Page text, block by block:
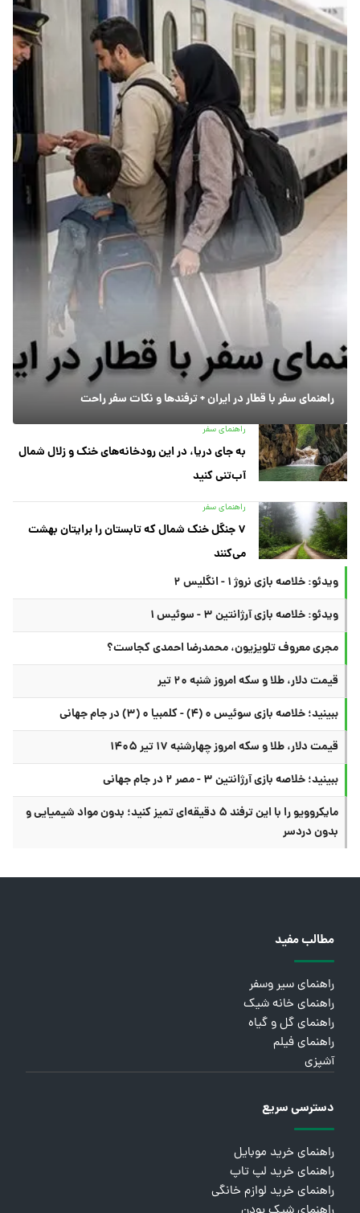
راهنمای سفر با قطار در ایران + ترفندها و نکات سفر راحت
راهنمای سفر
به جای دریا، در این رودخانه‌های خنک و زلال شمال
آب‌تنی کنید
راهنمای سفر
۷ جنگل خنک شمال که تابستان را برایتان بهشت
می‌کنند
ویدئو: خلاصه بازی نروژ ۱ - انگلیس ۲
ویدئو: خلاصه بازی آرژانتین ۳ - سوئیس ۱
مجری معروف تلویزیون، محمدرضا احمدی کجاست؟
قیمت دلار، طلا و سکه امروز شنبه ۲۰ تیر
ببینید؛ خلاصه بازی سوئیس ۰ (۴) - کلمبیا ۰ (۳) در جام جهانی
قیمت دلار، طلا و سکه امروز چهارشنبه ۱۷ تیر ۱۴۰۵
ببینید؛ خلاصه بازی آرژانتین ۳ - مصر ۲ در جام جهانی
مایکروویو را با این ترفند ۵ دقیقه‌ای تمیز کنید؛ بدون مواد شیمیایی و
بدون دردسر
مطالب مفید
راهنمای سیر وسفر
راهنمای خانه شیک
راهنمای گل و گیاه
راهنمای فیلم
آشپزی
دسترسی سریع
راهنمای خرید موبایل
راهنمای خرید لپ تاپ
راهنمای خرید لوازم خانگی